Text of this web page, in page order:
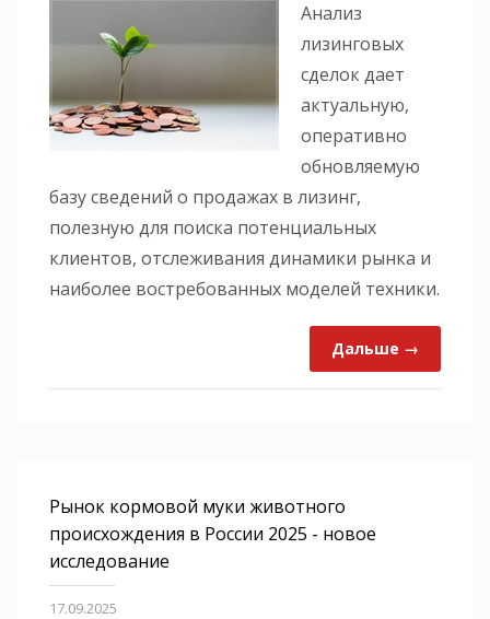
Анализ
лизинговых
сделок дает
актуальную,
оперативно
обновляемую
базу сведений о продажах в лизинг,
полезную для поиска потенциальных
клиентов, отслеживания динамики рынка и
наиболее востребованных моделей техники.
Дальше →
Рынок кормовой муки животного
происхождения в России 2025 - новое
исследование
17.09.2025